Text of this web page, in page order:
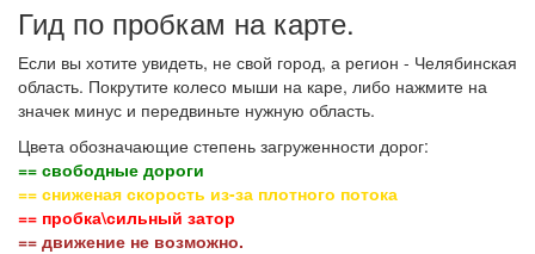
Гид по пробкам на карте.
Если вы хотите увидеть, не свой город, а регион - Челябинская
область. Покрутите колесо мыши на каре, либо нажмите на
значек минус и передвиньте нужную область.
Цвета обозначающие степень загруженности дорог:
== свободные дороги
== сниженая скорость из-за плотного потока
== пробка\сильный затор
== движение не возможно.